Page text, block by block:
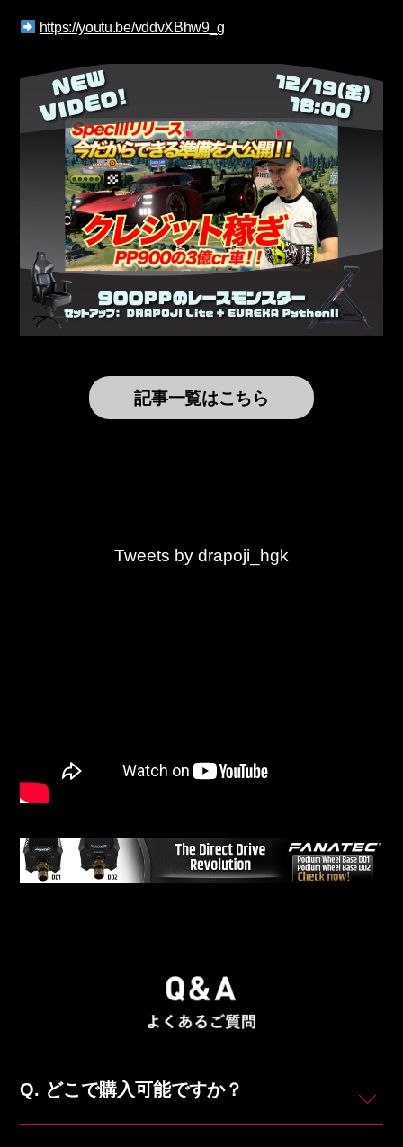
https://youtu.be/vddvXBhw9_g
記事一覧はこちら
Tweets by drapoji_hgk
どこで購入可能ですか？